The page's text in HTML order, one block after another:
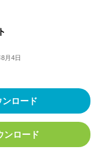
月4日
ロード
ンロード